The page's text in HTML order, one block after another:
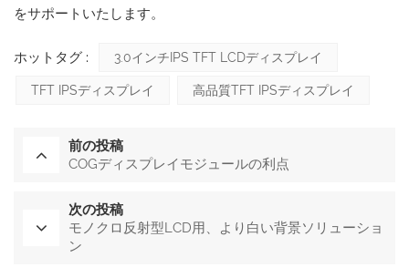
をサポートいたします。
ホットタグ : 3.0インチIPS TFT LCDディスプレイ
TFT IPSディスプレイ 高品質TFT IPSディスプレイ
前の投稿
COGディスプレイモジュールの利点
次の投稿
モノクロ反射型LCD用、より白い背景ソリューショ
ン